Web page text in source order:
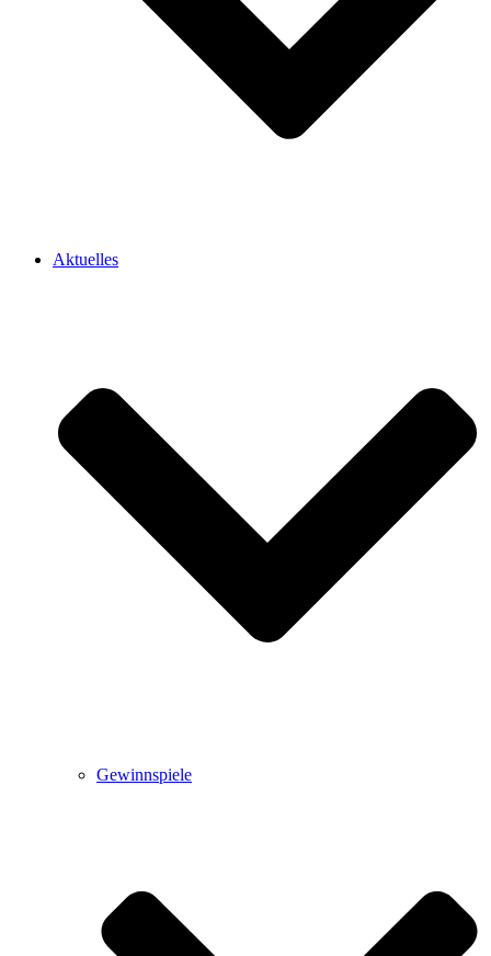
Aktuelles
Gewinnspiele